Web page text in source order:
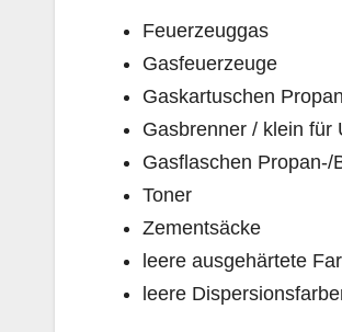
Gasfeuerzeuge
Gaskartuschen
Gasbrenner / klein für
Gasflaschen Propan-/
Toner
Zementsäcke
leere ausgehärtete
leere